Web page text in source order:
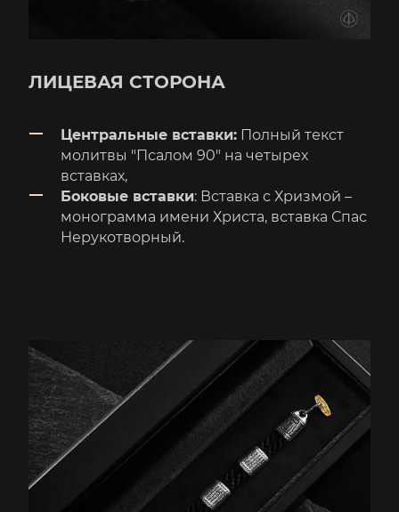
ЛИЦЕВАЯ СТОРОНА
Центральные вставки: Полный текст
молитвы "Псалом 90" на четырех
вставках,
Боковые вставки: Вставка с Хризмой –
монограмма имени Христа, вставка Спас
Нерукотворный.